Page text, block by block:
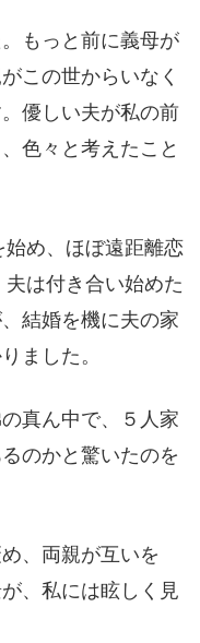
もっと前に義母が
この世からいなく
優しい夫が私の前
色々と考えたこと
め、ほぼ遠距離恋
は付き合い始めた
結婚を機に夫の家
ました。
真ん中で、５人家
のかと驚いたのを
、両親が互いを
、私には眩しく見